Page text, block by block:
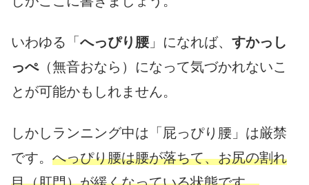
いわゆる「 へっぴり腰」になれば、 すかっし
っぺ（無音おなら）になって気づかれないこ
とが可能かもしれません。
しかしランニング中は「屁っぴり腰」は厳禁
です。 へっぴり腰は腰が落ちて、お尻の割れ